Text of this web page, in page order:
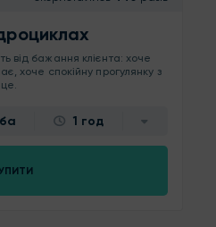
від бажання клієнта: хоче
хоче спокійну прогулянку з
1 год